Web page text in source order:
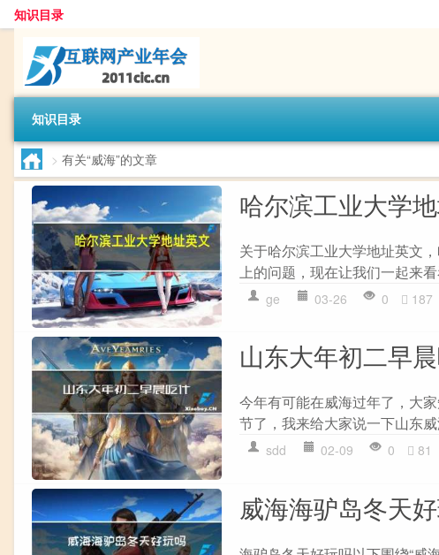
知识目录
知识目录
> 有关“威海”的文章
哈尔滨工业大学
关于哈尔滨工业大学地址英文
上的问题，现在让我们一起来
ge 03-26 0 187
山东大年初二早
今年有可能在威海过年了，大
节了，我来给大家说一下山东
sdd 02-09 0 81
威海海驴岛冬天